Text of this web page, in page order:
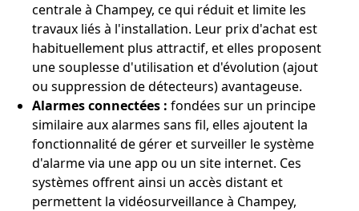
centrale à Champey, ce qui réduit et limite les
travaux liés à l'installation. Leur prix d'achat est
habituellement plus attractif, et elles proposent
une souplesse d'utilisation et d'évolution (ajout
ou suppression de détecteurs) avantageuse.
Alarmes connectées : fondées sur un principe
similaire aux alarmes sans fil, elles ajoutent la
fonctionnalité de gérer et surveiller le système
d'alarme via une app ou un site internet. Ces
systèmes offrent ainsi un accès distant et
permettent la vidéosurveillance à Champey,